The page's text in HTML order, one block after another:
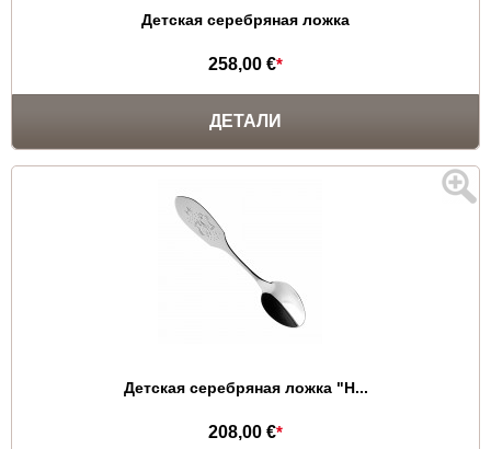
Детская серебряная ложка
258,00 €*
ДЕТАЛИ
Детская серебряная ложка "Н...
208,00 €*